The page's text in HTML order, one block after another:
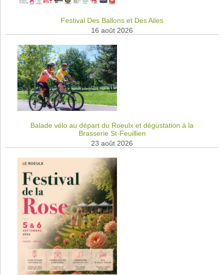
Festival Des Ballons et Des Ailes
16 août 2026
Balade vélo au départ du Roeulx et dégustation à la
Brasserie St-Feuillien
23 août 2026